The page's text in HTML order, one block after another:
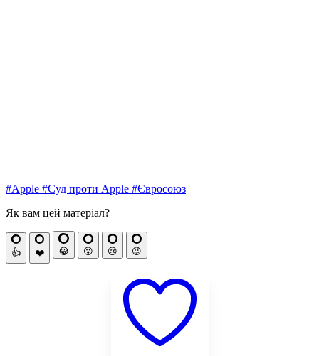
#Apple #Суд проти Apple #Євросоюз
Як вам цей матеріал?
👍 ❤️ 😂 😮 😢 😡